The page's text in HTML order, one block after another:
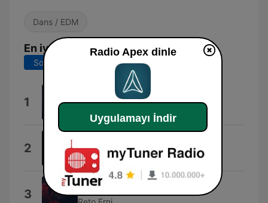
Dans / EDM
En iyi şarkılar
Son 7 gün Son 30 gün
1 Oldschool (Ahmet Sendil Mix)
2 Nautica UK
3 Atomics
Radio Apex dinle
Uygulamayı İndir